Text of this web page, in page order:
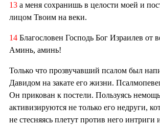
13 а меня сохранишь в целости моей и
лицом Твоим на веки.
14 Благословен Господь Бог Израилев от
Аминь, аминь!
Только что прозвучавший псалом был
Давидом на закате его жизни.
Он прикован к постели. Пользуясь
активизируются не только его недруги,
не стесняясь плетут против него интриги